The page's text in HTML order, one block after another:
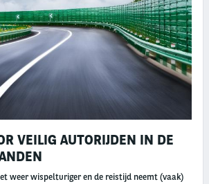
VEILIG AUTORIJDEN IN DE
weer wispelturiger en de reistijd neemt (vaak)